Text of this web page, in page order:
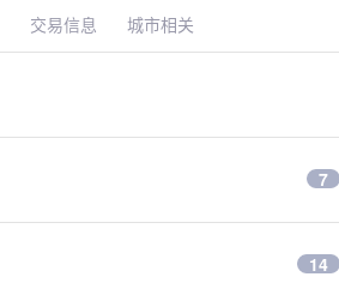
交易信息 城市相关
7
14